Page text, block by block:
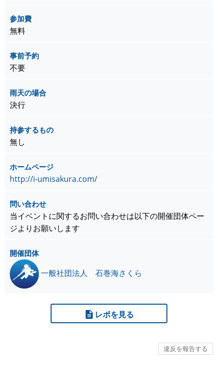
参加費
無料
事前予約
不要
雨天の場合
決行
持参するもの
無し
ホームページ
http://i-umisakura.com/
問い合わせ
当イベントに関するお問い合わせは以下の開催団体ペー
ジよりお願いします
開催団体
一般社団法人 石巻海さくら
レポを見る